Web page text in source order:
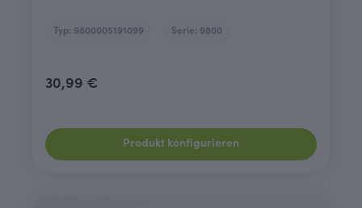
Typ: 9800005191099 Serie: 9800
30,99 €
Produkt konfigurieren